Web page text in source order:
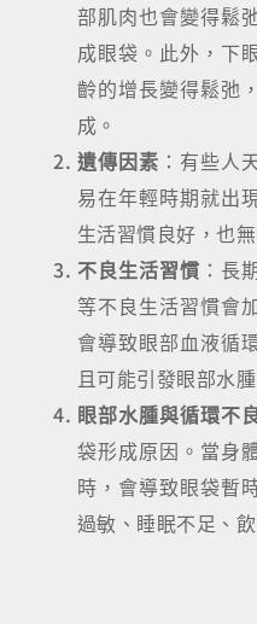
部肌肉也會變得鬆
成眼袋。此外，下
齡的增長變得鬆弛
成。
遺傳因素 ：有些人
易在年輕時期就出
生活習慣良好，也
不良生活習慣 ：長
等不良生活習慣會
會導致眼部血液循
且可能引發眼部水
眼部水腫與循環不
袋形成原因。當身
時，會導致眼袋暫
過敏、睡眠不足、